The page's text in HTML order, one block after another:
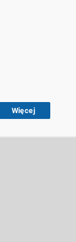
Więcej